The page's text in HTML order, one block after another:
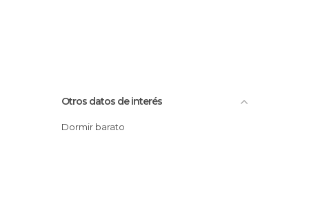
Otros datos de interés
Dormir barato